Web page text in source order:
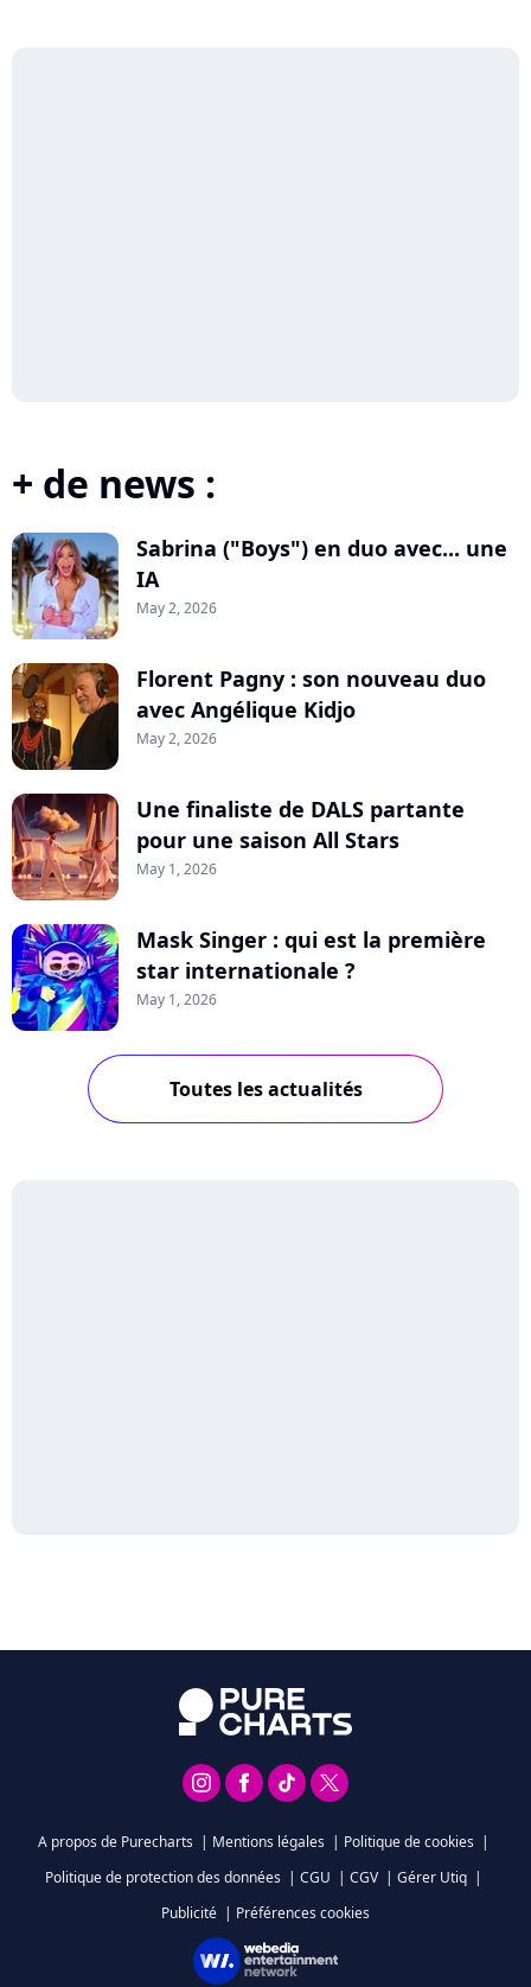
+ de news :
Sabrina ("Boys") en duo avec... une
IA
May 2, 2026
Florent Pagny : son nouveau duo
avec Angélique Kidjo
May 2, 2026
Une finaliste de DALS partante
pour une saison All Stars
May 1, 2026
Mask Singer : qui est la première
star internationale ?
May 1, 2026
Toutes les actualités
A propos de Purecharts | Mentions légales | Politique de cookies |
Politique de protection des données | CGU | CGV | Gérer Utiq |
Publicité | Préférences cookies